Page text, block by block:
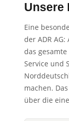
Unsere
Eine
der ADR
das
Service und
machen.
über die